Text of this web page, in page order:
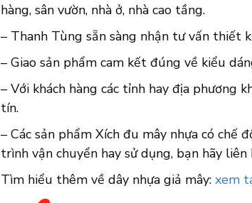
hàng, sân vườn, nhà ở, nhà cao tầng.
– Thanh Tùng sẵn sàng nhận tư vấn thiết
– Giao sản phẩm cam kết đúng về kiểu
– Với khách hàng các tỉnh hay địa phương
tín.
– Các sản phẩm Xích đu mây nhựa có
trình vận chuyển hay sử dụng, bạn hãy
Tìm hiểu thêm về dây nhựa giả mây: xem